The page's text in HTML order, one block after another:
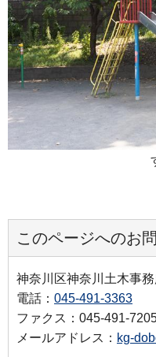
このページへのお
神奈川区神奈川土木事
電話： 045-491-3363
ファクス：045-491-
メールアドレス： kg-